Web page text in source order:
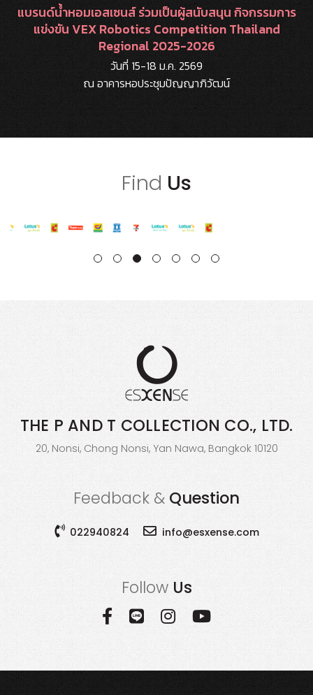
แบรนด์น้ำหอมเอสเซนส์ ร่วมเป็นผู้สนับสนุน กิจกรรมการ
แข่งขัน VEX Robotics Competition Thailand
Regional 2025-2026
วันที่ 15-18 ม.ค. 2569
ณ อาคารหอประชุมปัญญาภิวัฒน์
Find Us
THE P AND T COLLECTION CO., LTD.
20, Nonsi, Chong Nonsi, Yan Nawa, Bangkok 10120
Feedback & Question
022940824 info@esxense.com
FollowUs